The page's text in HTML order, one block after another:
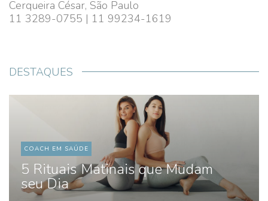
Cerqueira César, São Paulo
11 3289-0755 | 11 99234-1619
DESTAQUES
“Útero Frio” e Fertilidade
Feminina: Uma Visão da
Medicina Tradicional Chinesa